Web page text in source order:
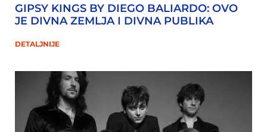
GIPSY KINGS BY DIEGO BALIARDO: OVO
JE DIVNA ZEMLJA I DIVNA PUBLIKA
DETALJNIJE